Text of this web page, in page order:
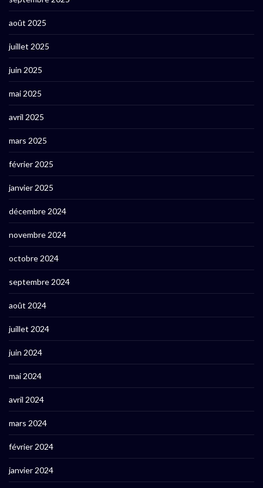
août 2025
juillet 2025
juin 2025
mai 2025
avril 2025
mars 2025
février 2025
janvier 2025
décembre 2024
novembre 2024
octobre 2024
septembre 2024
août 2024
juillet 2024
juin 2024
mai 2024
avril 2024
mars 2024
février 2024
janvier 2024